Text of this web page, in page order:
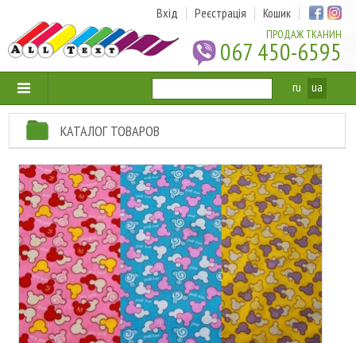
ПРОДАЖ ТКАНИН
067 450-6595
Вхід Реєстрація Кошик
ru ua
КАТАЛОГ ТОВАРОВ